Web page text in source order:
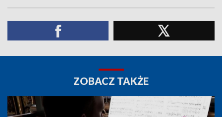
ZOBACZ TAKŻE